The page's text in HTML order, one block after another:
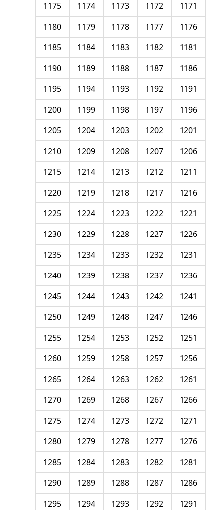
1171
1172
1173
1174
1175
1176
1177
1178
1179
1180
1181
1182
1183
1184
1185
1186
1187
1188
1189
1190
1191
1192
1193
1194
1195
1196
1197
1198
1199
1200
1201
1202
1203
1204
1205
1206
1207
1208
1209
1210
1211
1212
1213
1214
1215
1216
1217
1218
1219
1220
1221
1222
1223
1224
1225
1226
1227
1228
1229
1230
1231
1232
1233
1234
1235
1236
1237
1238
1239
1240
1241
1242
1243
1244
1245
1246
1247
1248
1249
1250
1251
1252
1253
1254
1255
1256
1257
1258
1259
1260
1261
1262
1263
1264
1265
1266
1267
1268
1269
1270
1271
1272
1273
1274
1275
1276
1277
1278
1279
1280
1281
1282
1283
1284
1285
1286
1287
1288
1289
1290
1291
1292
1293
1294
1295